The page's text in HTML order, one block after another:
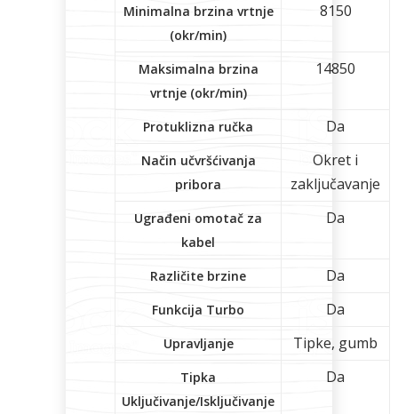
Minimalna brzina vrtnje
(okr/min)
8150
Maksimalna brzina
vrtnje (okr/min)
14850
Protuklizna ručka Da
Način učvršćivanja
pribora
Okret i
zaključavanje
Ugrađeni omotač za
kabel
Da
Različite brzine Da
Funkcija Turbo Da
Upravljanje Tipke, gumb
Tipka
Uključivanje/Isključivanje
Da